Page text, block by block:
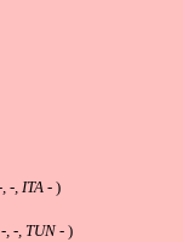
-, ITA - )
, -, TUN - )